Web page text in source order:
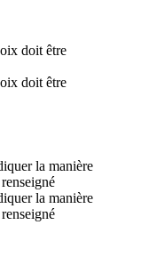
doit être
doit être
la manière
la manière